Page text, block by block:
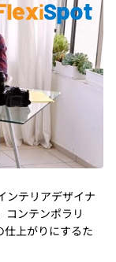
ンテリアデザイナ
コンテンポラリ
仕上がりにするた